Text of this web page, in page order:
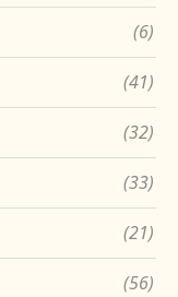
(6)
(41)
(32)
(33)
(21)
(56)